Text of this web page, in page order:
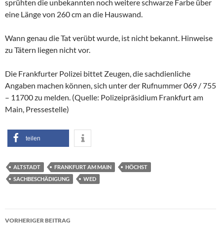
sprühten die unbekannten noch weitere schwarze Farbe über
eine Länge von 260 cm an die Hauswand.
Wann genau die Tat verübt wurde, ist nicht bekannt. Hinweise
zu Tätern liegen nicht vor.
Die Frankfurter Polizei bittet Zeugen, die sachdienliche
Angaben machen können, sich unter der Rufnummer 069 / 755
– 11700 zu melden. (Quelle: Polizeipräsidium Frankfurt am
Main, Pressestelle)
teilen
ALTSTADT FRANKFURT AM MAIN
HÖCHST
SACHBESCHÄDIGUNG
WED
Beitragsnavigation
VORHERIGER BEITRAG